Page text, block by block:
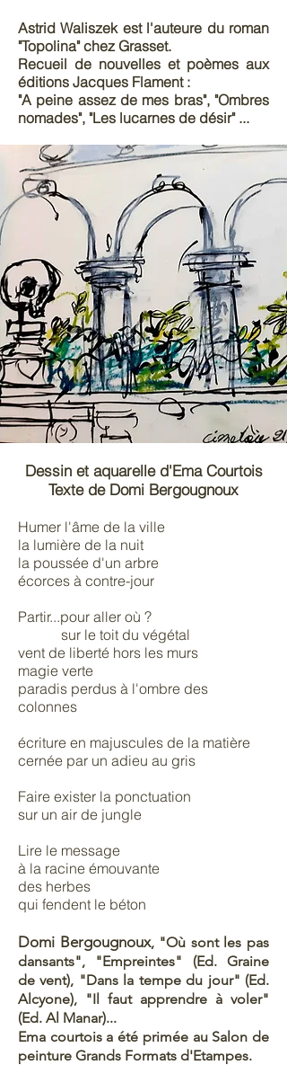
Astrid Waliszek est l'auteure du roman
"Topolina" chez Grasset.
Recueil de nouvelles et poèmes aux
éditions Jacques Flament :
"A peine assez de mes bras", "Ombres
nomades", "Les lucarnes de désir" ...
Dessin et aquarelle d'Ema Courtois
Texte de Domi Bergougnoux
Humer l'âme de la ville
la lumière de la nuit
la poussée d'un arbre
écorces à contre-jour
Partir...pour aller où ?
sur le toit du végétal
vent de liberté hors les murs
magie verte
paradis perdus à l'ombre des
colonnes
écriture en majuscules de la matière
cernée par un adieu au gris
Faire exister la ponctuation
sur un air de jungle
Lire le message
à la racine émouvante
des herbes
qui fendent le béton
Domi Bergougnoux, "Où sont les pas
dansants", "Empreintes" (Ed. Graine
de vent), "Dans la tempe du jour" (Ed.
Alcyone), "Il faut apprendre à voler"
(Ed. Al Manar)...
Ema courtois a été primée au Salon de
peinture Grands Formats d'Etampes.